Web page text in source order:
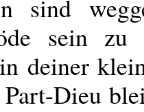
sind
sein zu
deiner
Dieu